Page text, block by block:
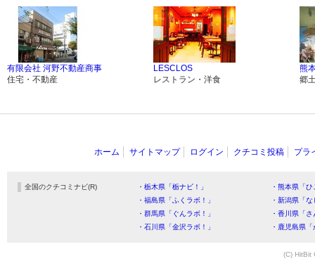
有限会社 河野不動産商事
住宅・不動産
LESCLOS
レストラン・洋食
熊
郷
ホーム サイトマップ ログイン クチコミ投稿 プラ
全国のクチコミナビ(R) ・栃木県「栃ナビ！」
・熊本県「
・福島県「ふくラボ！」
・新潟県「
・群馬県「ぐんラボ！」
・香川県「
・石川県「金沢ラボ！」
・鹿児島県
(C) HitBit